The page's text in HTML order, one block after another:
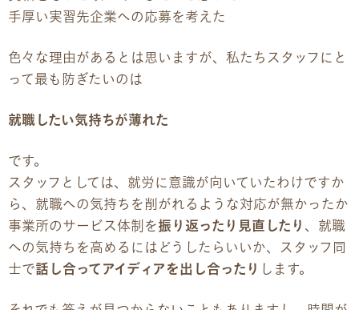
手厚い実習先企業への応募を考えた
色々な理由があるとは思いますが、私たちスタッフにと
って最も防ぎたいのは
就職したい気持ちが薄れた
です。
スタッフとしては、就労に意識が向いていたわけですか
ら、就職への気持ちを削がれるような対応が無かったか
事業所のサービス体制を振り返ったり見直したり 、就職
への気持ちを高めるにはどうしたらいいか、スタッフ同
士で話し合ってアイディアを出し合ったり します。